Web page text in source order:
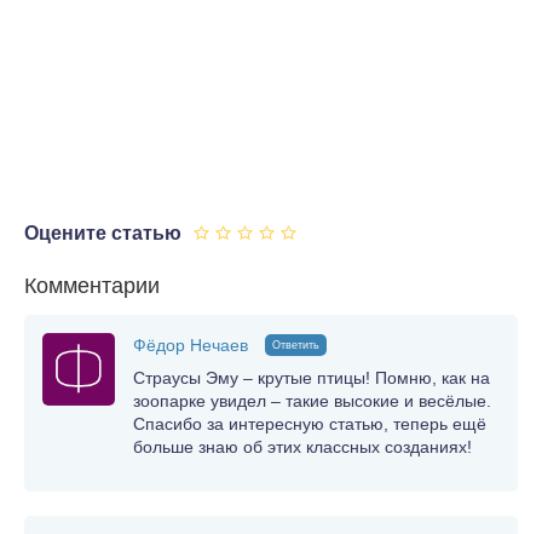
Оцените статью
Комментарии
Фёдор Нечаев Ответить
Страусы Эму – крутые птицы! Помню, как на
зоопарке увидел – такие высокие и весёлые.
Спасибо за интересную статью, теперь ещё
больше знаю об этих классных созданиях!